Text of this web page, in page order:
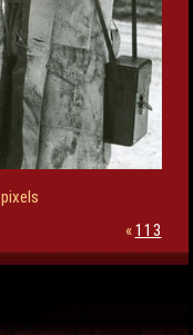
pixels
«113